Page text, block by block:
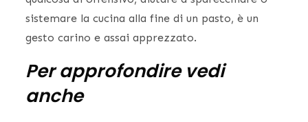
sistemare la cucina alla fine di un pasto, è un
gesto carino e assai apprezzato.
Per approfondire vedi
anche